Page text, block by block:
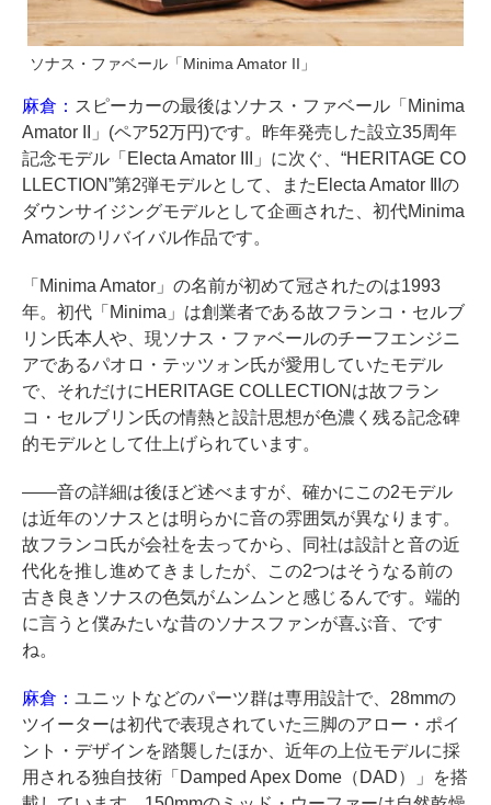
ソナス・ファベール「Minima Amator II」
麻倉： スピーカーの最後はソナス・ファベール「Minima
Amator II」(ペア52万円)です。昨年発売した設立35周年
記念モデル「Electa Amator III」に次ぐ、“HERITAGE CO
LLECTION”第2弾モデルとして、またElecta Amator IIIの
ダウンサイジングモデルとして企画された、初代Minima
Amatorのリバイバル作品です。
「Minima Amator」の名前が初めて冠されたのは1993
年。初代「Minima」は創業者である故フランコ・セルブ
リン氏本人や、現ソナス・ファベールのチーフエンジニ
アであるパオロ・テッツォン氏が愛用していたモデル
で、それだけにHERITAGE COLLECTIONは故フラン
コ・セルブリン氏の情熱と設計思想が色濃く残る記念碑
的モデルとして仕上げられています。
――音の詳細は後ほど述べますが、確かにこの2モデル
は近年のソナスとは明らかに音の雰囲気が異なります。
故フランコ氏が会社を去ってから、同社は設計と音の近
代化を推し進めてきましたが、この2つはそうなる前の
古き良きソナスの色気がムンムンと感じるんです。端的
に言うと僕みたいな昔のソナスファンが喜ぶ音、です
ね。
麻倉： ユニットなどのパーツ群は専用設計で、28mmの
ツイーターは初代で表現されていた三脚のアロー・ポイ
ント・デザインを踏襲したほか、近年の上位モデルに採
用される独自技術「Damped Apex Dome（DAD）」を搭